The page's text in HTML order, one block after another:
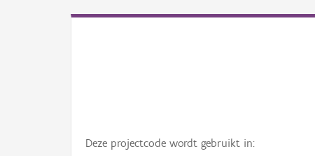
Deze projectcode wordt gebruikt in: